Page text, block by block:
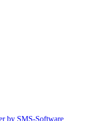
by SMS-Software